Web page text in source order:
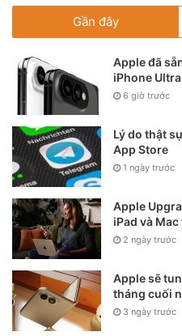
Gần đây
Apple đã
iPhone Ultra
6 giờ trước
Lý do thật
App Store
1 ngày trước
Apple
iPad và
2 ngày trước
Apple sẽ
tháng cuối
3 ngày trước